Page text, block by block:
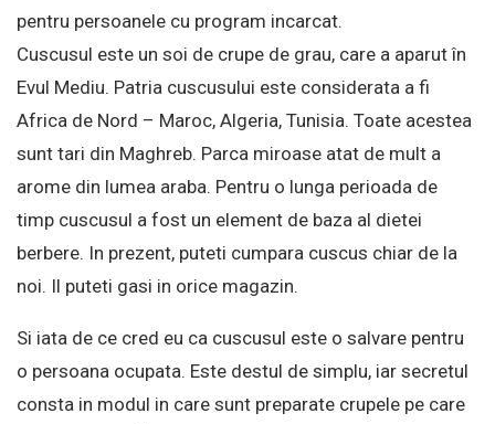
pentru persoanele cu program incarcat.
Cuscusul este un soi de crupe de grau, care a aparut în
Evul Mediu. Patria cuscusului este considerata a fi
Africa de Nord – Maroc, Algeria, Tunisia. Toate acestea
sunt tari din Maghreb. Parca miroase atat de mult a
arome din lumea araba. Pentru o lunga perioada de
timp cuscusul a fost un element de baza al dietei
berbere. In prezent, puteti cumpara cuscus chiar de la
noi. Il puteti gasi in orice magazin.
Si iata de ce cred eu ca cuscusul este o salvare pentru
o persoana ocupata. Este destul de simplu, iar secretul
consta in modul in care sunt preparate crupele pe care